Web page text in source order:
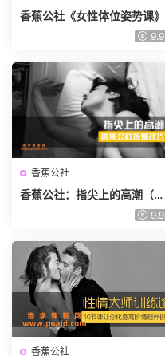
香蕉公社《女性体位姿势课》
9.9
香蕉公社
香蕉公社：指尖上的高潮（男
9.9
香蕉公社